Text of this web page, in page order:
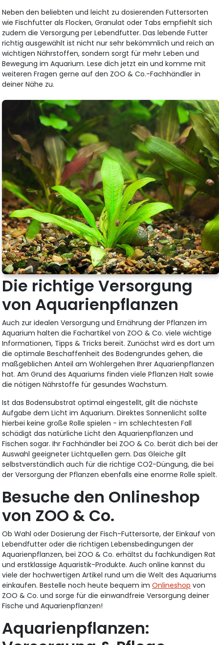
Neben den beliebten und leicht zu dosierenden Futtersorten
wie Fischfutter als Flocken, Granulat oder Tabs empfiehlt sich
zudem die Versorgung per Lebendfutter. Das lebende Futter
richtig ausgewählt ist nicht nur sehr bekömmlich und reich an
wichtigen Nährstoffen, sondern sorgt für mehr Leben und
Bewegung im Aquarium. Lese dich jetzt ein und komme mit
weiteren Fragen gerne auf den ZOO & Co.-Fachhändler in
deiner Nähe zu.
Die richtige Versorgung
von Aquarienpflanzen
Auch zur idealen Versorgung und Ernährung der Pflanzen im
Aquarium halten die Fachartikel von ZOO & Co. viele wichtige
Informationen, Tipps & Tricks bereit. Zunächst wird es dort um
die optimale Beschaffenheit des Bodengrundes gehen, die
maßgeblichen Anteil am Wohlergehen Ihrer Aquarienpflanzen
hat. Am Grund des Aquariums finden viele Pflanzen Halt sowie
die nötigen Nährstoffe für gesundes Wachstum.
Ist das Bodensubstrat optimal eingestellt, gilt die nächste
Aufgabe dem Licht im Aquarium. Direktes Sonnenlicht sollte
hierbei keine große Rolle spielen - im schlechtesten Fall
schädigt das natürliche Licht den Aquarienpflanzen und
Fischen sogar. Ihr Fachhändler bei ZOO & Co. berät dich bei der
Auswahl geeigneter Lichtquellen gern. Das Gleiche gilt
selbstverständlich auch für die richtige CO2-Düngung, die bei
der Versorgung der Pflanzen ebenfalls eine enorme Rolle spielt.
Besuche den Onlineshop
von ZOO & Co.
Ob Wahl oder Dosierung der Fisch-Futtersorte, der Einkauf von
Lebendfutter oder die richtigen Lebensbedingungen der
Aquarienpflanzen, bei ZOO & Co. erhältst du fachkundigen Rat
und erstklassige Aquaristik-Produkte. Auch online kannst du
viele der hochwertigen Artikel rund um die Welt des Aquariums
einkaufen. Bestelle noch heute bequem imOnlineshop von
ZOO & Co. und sorge für die einwandfreie Versorgung deiner
Fische und Aquarienpflanzen!
Aquarienpflanzen: